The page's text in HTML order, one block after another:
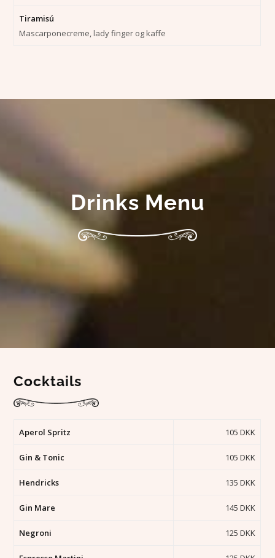
Tiramisú
Mascarponecreme, lady finger og kaffe
Drinks Menu
Cocktails
Aperol Spritz 105 DKK
Gin & Tonic 105 DKK
Hendricks 135 DKK
Gin Mare 145 DKK
Negroni 125 DKK